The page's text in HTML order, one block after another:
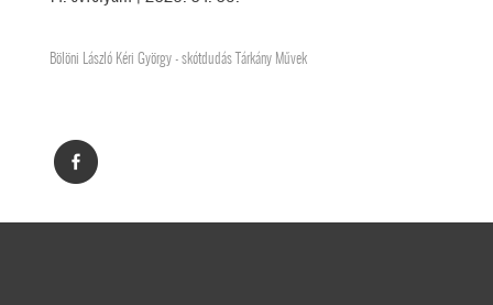
Bölöni László Kéri György - skótdudás Tárkány Művek